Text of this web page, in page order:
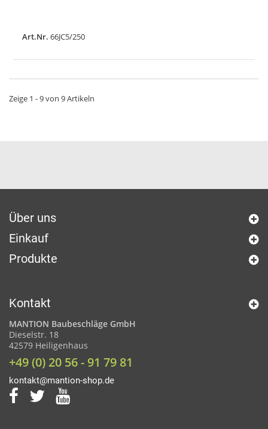
Art.Nr. 66JC5/250
Zeige 1 - 9 von 9 Artikeln
Über uns
Einkauf
Produkte
Kontakt
MANTION Baubeschläge GmbH
Dieselstr. 18
42579 Heiligenhaus
+49 (0) 20 56 - 91 79 81
kontakt@mantion-shop.de